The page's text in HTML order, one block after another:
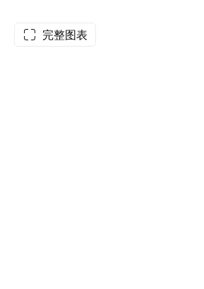
完整图表